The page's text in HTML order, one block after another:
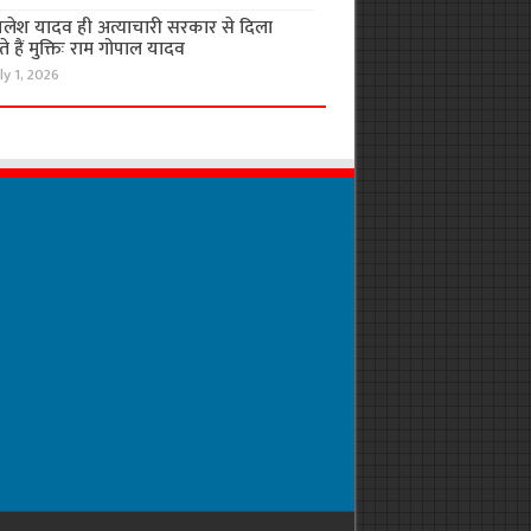
यादव ही अत्याचारी सरकार से दिला
मुक्तिः राम गोपाल यादव
1, 2026